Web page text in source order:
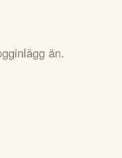
än.